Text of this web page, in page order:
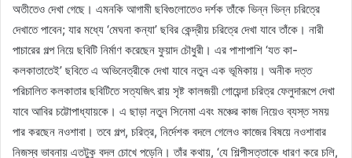
অতীতেও দেখা গেছে। এমনকি আগামী ছবিগুলোতেও দর্শক তাঁকে ভিন্ন ভিন্ন চরিত্রে
দেখাতে পাবেন; যার মধ্যে ‘মেঘনা কন্যা’ ছবির কেন্দ্রীয় চরিত্রে দেখা যাবে তাঁকে। নারী
পাচারের গল্প নিয়ে ছবিটি নির্মাণ করেছেন ফুয়াদ চৌধুরী। এর পাশাপাশি ‘যত কা-
কলকাতাতেই’ ছবিতে এ অভিনেত্রীকে দেখা যাবে নতুন এক ভূমিকায়। অনীক দত্ত
পরিচালিত কলকাতার ছবিটিতে সত্যজিৎ রায় সৃষ্ট কালজয়ী গোয়েন্দা চরিত্র ফেলুদারূপে দেখা
যাবে আবির চট্টোপাধ্যায়কে। এ ছাড়া নতুন সিনেমা এবং মঞ্চের কাজ নিয়েও ব্যস্ত সময়
পার করছেন নওশাবা। তবে গল্প, চরিত্র, নির্দেশক বদলে গেলেও কাজের বিষয়ে নওশাবার
নিজস্ব ভাবনায় এতটুকু বদল চোখে পড়েনি। তাঁর কথায়, ‘যে শিল্পীসত্তাকে ধারণ করে চলি,